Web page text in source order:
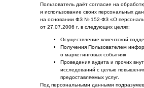
Пользователь даёт согласие на
и использование своих персональных
на основании ФЗ № 152-ФЗ «О
от 27.07.2006 г. в следующих целях:
Осуществление клиентской
Получения Пользователем
о маркетинговых событиях
Проведения аудита и прочих
исследований с целью
предоставляемых услуг.
Под персональными данными